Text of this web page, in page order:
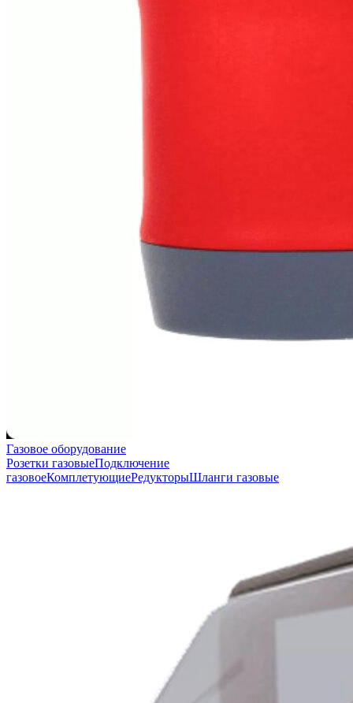
Газовое оборудование
Розетки газовыеПодключение
газовоеКомплетующиеРедукторыШланги газовые